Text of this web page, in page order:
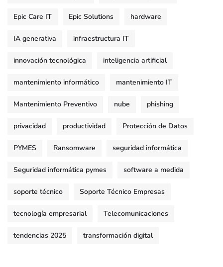
Epic Care IT Epic Solutions hardware
IA generativa infraestructura IT
innovación tecnológica inteligencia artificial
mantenimiento informático mantenimiento IT
Mantenimiento Preventivo nube phishing
privacidad productividad Protección de Datos
PYMES Ransomware seguridad informática
Seguridad informática pymes software a medida
soporte técnico Soporte Técnico Empresas
tecnología empresarial Telecomunicaciones
tendencias 2025 transformación digital